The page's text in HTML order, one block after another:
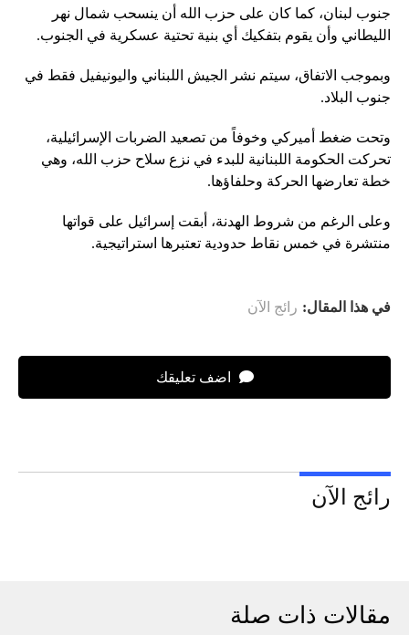
جنوب لبنان، كما كان على حزب الله أن ينسحب شمال نهر
الليطاني وأن يقوم بتفكيك أي بنية تحتية عسكرية في الجنوب.
وبموجب الاتفاق، سيتم نشر الجيش اللبناني واليونيفيل فقط في
جنوب البلاد.
وتحت ضغط أميركي وخوفاً من تصعيد الضربات الإسرائيلية،
تحركت الحكومة اللبنانية للبدء في نزع سلاح حزب الله، وهي
خطة تعارضها الحركة وحلفاؤها.
وعلى الرغم من شروط الهدنة، أبقت إسرائيل على قواتها
منتشرة في خمس نقاط حدودية تعتبرها استراتيجية.
في هذا المقال: رائج الآن
اضف تعليقك
رائج الآن
مقالات ذات صلة